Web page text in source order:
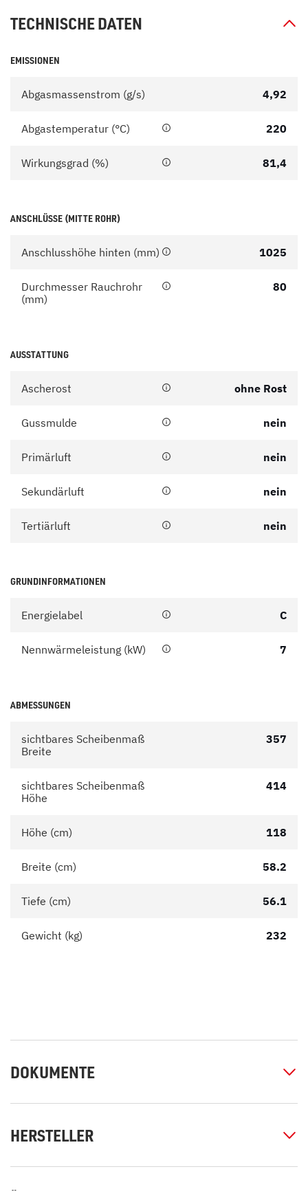
TECHNISCHE DATEN
EMISSIONEN
Abgasmassenstrom (g/s) 4,92
Abgastemperatur (°C) 220
Wirkungsgrad (%) 81,4
ANSCHLÜSSE (MITTE ROHR)
Anschlusshöhe hinten (mm) 1025
Durchmesser Rauchrohr
(mm)
80
AUSSTATTUNG
Ascherost ohne Rost
Gussmulde nein
Primärluft nein
Sekundärluft nein
Tertiärluft nein
GRUNDINFORMATIONEN
Energielabel C
Nennwärmeleistung (kW) 7
ABMESSUNGEN
sichtbares Scheibenmaß
Breite
357
sichtbares Scheibenmaß
Höhe
414
Höhe (cm) 118
Breite (cm) 58.2
Tiefe (cm) 56.1
Gewicht (kg) 232
DOKUMENTE
HERSTELLER